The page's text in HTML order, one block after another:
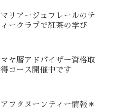
マリアージュフレールのテ
ィークラブで紅茶の学び
マヤ暦アドバイザー資格取
得コース開催中です
アフタヌーンティー情報＊